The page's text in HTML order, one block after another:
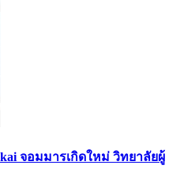
จอมมารเกิดใหม่ วิทยาลัยผู้